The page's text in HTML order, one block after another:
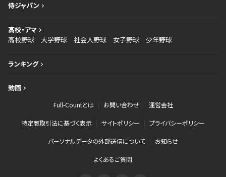
侍ジャパン
高校・アマ
高校野球
大学野球 社会人野球 女子野球 少年野球
ランキング
動画
Full-Countとは お問い合わせ 運営会社
特定商取引法に基づく表示 サイトポリシー プライバシーポリシー
パーソナルデータの外部送信について お知らせ
よくあるご質問